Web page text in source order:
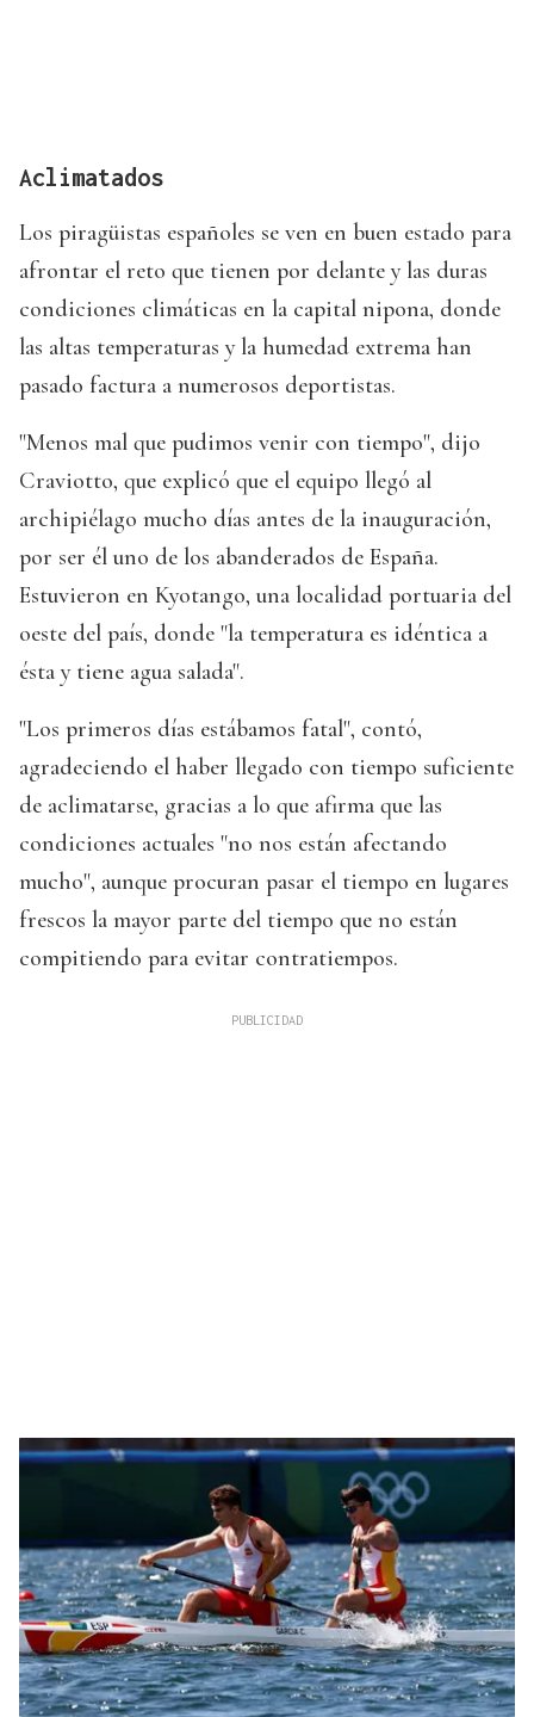
Aclimatados
Los piragüistas españoles se ven en buen estado para
afrontar el reto que tienen por delante y las duras
condiciones climáticas en la capital nipona, donde
las altas temperaturas y la humedad extrema han
pasado factura a numerosos deportistas.
"Menos mal que pudimos venir con tiempo", dijo
Craviotto, que explicó que el equipo llegó al
archipiélago mucho días antes de la inauguración,
por ser él uno de los abanderados de España.
Estuvieron en Kyotango, una localidad portuaria del
oeste del país, donde "la temperatura es idéntica a
ésta y tiene agua salada".
"Los primeros días estábamos fatal", contó,
agradeciendo el haber llegado con tiempo suficiente
de aclimatarse, gracias a lo que afirma que las
condiciones actuales "no nos están afectando
mucho", aunque procuran pasar el tiempo en lugares
frescos la mayor parte del tiempo que no están
compitiendo para evitar contratiempos.